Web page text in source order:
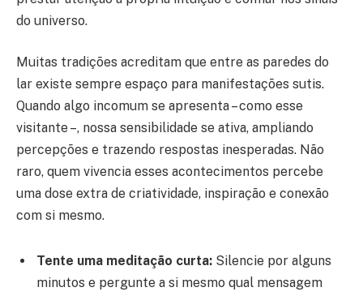
do universo.
Muitas tradições acreditam que entre as paredes do
lar existe sempre espaço para manifestações sutis.
Quando algo incomum se apresenta – como esse
visitante –, nossa sensibilidade se ativa, ampliando
percepções e trazendo respostas inesperadas. Não
raro, quem vivencia esses acontecimentos percebe
uma dose extra de criatividade, inspiração e conexão
com si mesmo.
Tente uma meditação curta: Silencie por alguns
minutos e pergunte a si mesmo qual mensagem